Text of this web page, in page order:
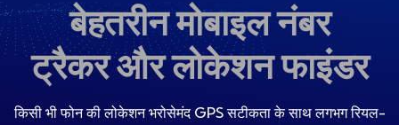
बेहतरीन मोबाइल नंबर
ट्रैकर और लोकेशन फाइंडर
किसी भी फोन की लोकेशन भरोसेमंद GPS सटीकता के साथ लगभग रियल-